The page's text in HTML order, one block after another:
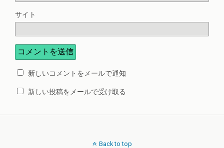
サイト
新しいコメントをメールで通知
新しい投稿をメールで受け取る
Back to top